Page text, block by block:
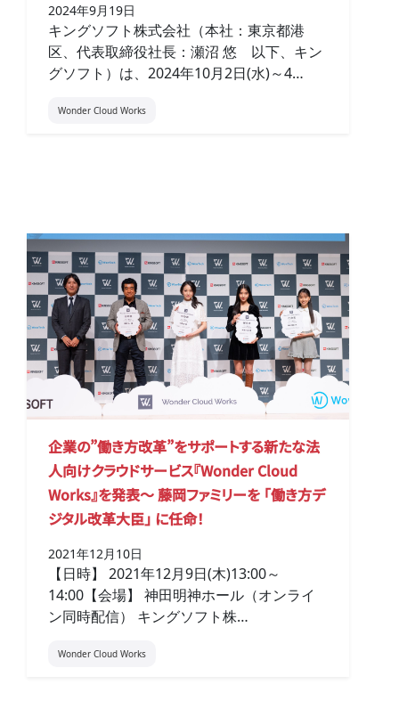
2024年9月19日
キングソフト株式会社（本社：東京都港
区、代表取締役社長：瀬沼 悠 以下、キン
グソフト）は、2024年10月2日(水)～4…
Wonder Cloud Works
企業の”働き方改革”をサポートする新たな法
人向けクラウドサービス『Wonder Cloud
Works』を発表～ 藤岡ファミリーを 「働き方デ
ジタル改革大臣」 に任命！
2021年12月10日
【日時】 2021年12月9日(木)13:00～
14:00【会場】 神田明神ホール（オンライ
ン同時配信） キングソフト株…
Wonder Cloud Works